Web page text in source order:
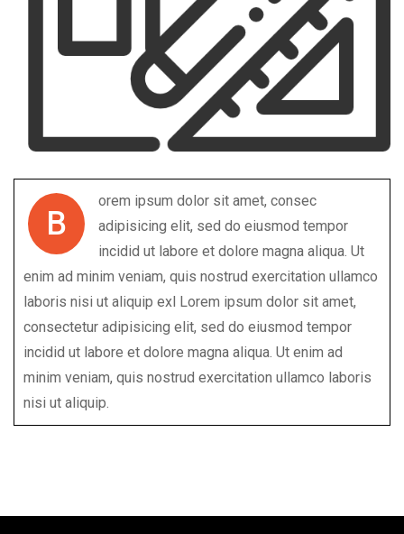
B
orem ipsum dolor sit amet, consec
adipisicing elit, sed do eiusmod tempor
incidid ut labore et dolore magna aliqua. Ut
enim ad minim veniam, quis nostrud exercitation ullamco
laboris nisi ut aliquip exl Lorem ipsum dolor sit amet,
consectetur adipisicing elit, sed do eiusmod tempor
incidid ut labore et dolore magna aliqua. Ut enim ad
minim veniam, quis nostrud exercitation ullamco laboris
nisi ut aliquip.